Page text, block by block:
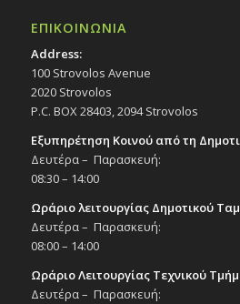
ΕΠΙΚΟΙΝΩΝΙΑ
Address:
100 Strovolos Avenue
2020 Strovolos
P.C. BOX 28403, 2094 Strovolos
Εξυπηρέτηση Κοινού από τη
Δευτέρα – Παρασκευή:
08:30 – 14:00
Ωράριο λειτουργίας Δημοτικού
Δευτέρα – Παρασκευή:
08:00 – 14:00
Ωράριο Λειτουργίας Τεχνικού
Δευτέρα – Παρασκευή: